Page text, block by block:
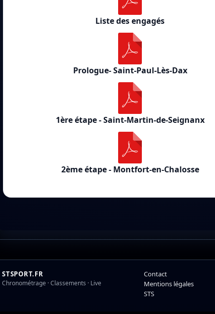
Liste des engagés
Prologue- Saint-Paul-Lès-Dax
1ère étape - Saint-Martin-de-Seignanx
2ème étape - Montfort-en-Chalosse
STSPORT.FR
Chronométrage · Classements · Live
Contact
Mentions légales
STS